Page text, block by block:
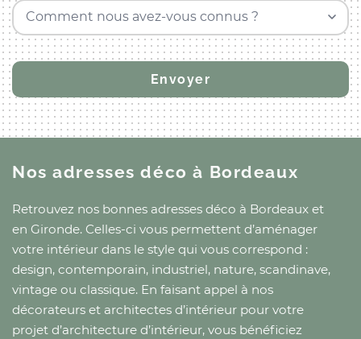
Comment nous avez-vous connus ?
Nos adresses décoà Bordeaux
Retrouvez nos bonnes adresses déco à Bordeaux et
en Gironde. Celles-ci vous permettent d’aménager
votre intérieur dans le style qui vous correspond :
design, contemporain, industriel, nature, scandinave,
vintage ou classique. En faisant appel à nos
décorateurs et architectes d’intérieur pour votre
projet d’architecture d’intérieur, vous bénéficiez